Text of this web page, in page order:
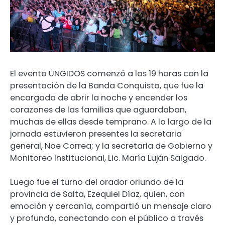
El evento UNGIDOS comenzó a las 19 horas con la
presentación de la Banda Conquista, que fue la
encargada de abrir la noche y encender los
corazones de las familias que aguardaban,
muchas de ellas desde temprano. A lo largo de la
jornada estuvieron presentes la secretaria
general, Noe Correa; y la secretaria de Gobierno y
Monitoreo Institucional, Lic. María Luján Salgado.
Luego fue el turno del orador oriundo de la
provincia de Salta, Ezequiel Díaz, quien, con
emoción y cercanía, compartió un mensaje claro
y profundo, conectando con el público a través